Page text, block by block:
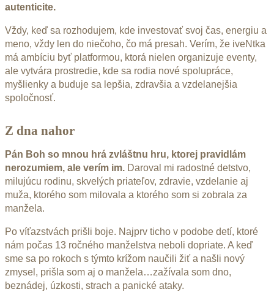
autenticite.
Vždy, keď sa rozhodujem, kde investovať svoj čas, energiu a
meno, vždy len do niečoho, čo má presah. Verím, že iveNtka
má ambíciu byť platformou, ktorá nielen organizuje eventy,
ale vytvára prostredie, kde sa rodia nové spolupráce,
myšlienky a buduje sa lepšia, zdravšia a vzdelanejšia
spoločnosť.
Z dna nahor
Pán Boh so mnou hrá zvláštnu hru, ktorej pravidlám
nerozumiem, ale verím im. Daroval mi radostné detstvo,
milujúcu rodinu, skvelých priateľov, zdravie, vzdelanie aj
muža, ktorého som milovala a ktorého som si zobrala za
manžela.
Po víťazstvách prišli boje. Najprv ticho v podobe detí, ktoré
nám počas 13 ročného manželstva neboli dopriate. A keď
sme sa po rokoch s týmto krížom naučili žiť a našli nový
zmysel, prišla som aj o manžela…zažívala som dno,
beznádej, úzkosti, strach a panické ataky.